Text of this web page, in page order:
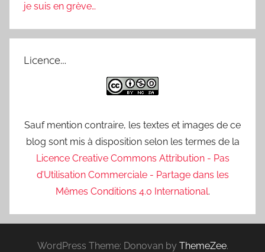
je suis en grève…
Licence…
Sauf mention contraire, les textes et images de ce
blog sont mis à disposition selon les termes de la
Licence Creative Commons Attribution - Pas
d’Utilisation Commerciale - Partage dans les
Mêmes Conditions 4.0 International.
WordPress Theme: Donovan by ThemeZee.